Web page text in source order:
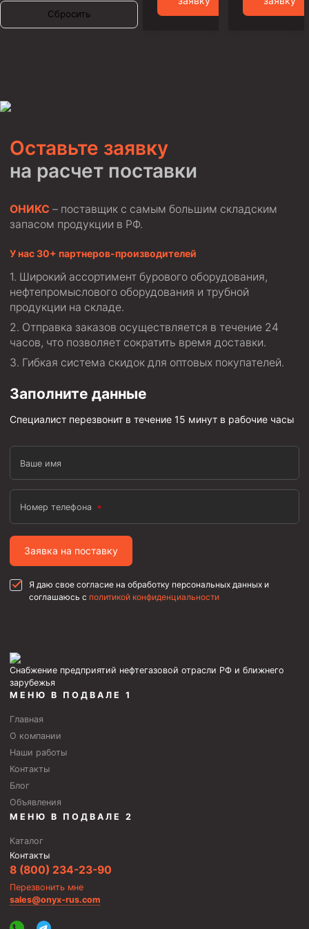
Муфта ОТТМ 146
Муфта ОТТМ 245
Муфта ОТТМ 324
Муфта ОТТМ 178
Муфта ОТТМ 168
Муфта ОТТМ 114
Муфта ОТТГ 168
Муфта ОТТГ 146
Муфта ОТТГ 127
Муфта ОТТГ 114
Буровое оборудование
Фонтанная и запорная арматура
Оборудование для трубопроводов и манифольдов
Задвижки буровые
Буровые насосы
Противовыбросовое оборудование
Системы верхнего привода (СВП)
Буровые установки
Технологическая оснастка обсадных колонн
Патрубки цементировочные ПЦ
Краны шаровые КШЗ
Головки цементировочные универсальные
Устройство экранирующее для цементирования
скважин УЭЦС
Разъединители резьбовые РР
Кольца ограничительные ПЦ и ЦЦ
Клапаны обратные
Краны шаровые и пробковые
Муфты ступенчатого цементирования
Сбросить
Оставьте заявку
на расчет поставки
ОНИКС – поставщик с самым большим складским
запасом продукции в РФ.
У нас 30+ партнеров-производителей
Широкий ассортимент бурового оборудования,
нефтепромыслового оборудования и трубной
продукции на складе.
Отправка заказов осуществляется в течение 24
часов, что позволяет сократить время доставки.
Гибкая система скидок для оптовых покупателей.
Заполните данные
Специалист перезвонит в течение 15 минут в рабочие часы
Ваше имя
Номер телефона
Заявка на поставку
Я даю свое согласие на обработку персональных данных и
соглашаюсь с политикой конфиденциальности
Снабжение предприятий нефтегазовой отрасли РФ и ближнего
зарубежья
МЕНЮ В ПОДВАЛЕ 1
Главная
О компании
Наши работы
Контакты
Блог
Объявления
МЕНЮ В ПОДВАЛЕ 2
Каталог
Контакты
8 (800) 234-23-90
Перезвонить мне
sales@onyx-rus.com